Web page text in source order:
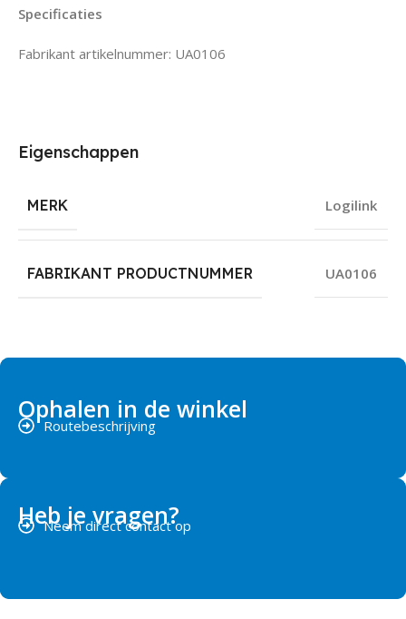
Specificaties
Fabrikant artikelnummer: UA0106
Eigenschappen
MERK Logilink
FABRIKANT PRODUCTNUMMER UA0106
Ophalen in de winkel
Routebeschrijving
Heb je vragen?
Neem direct contact op